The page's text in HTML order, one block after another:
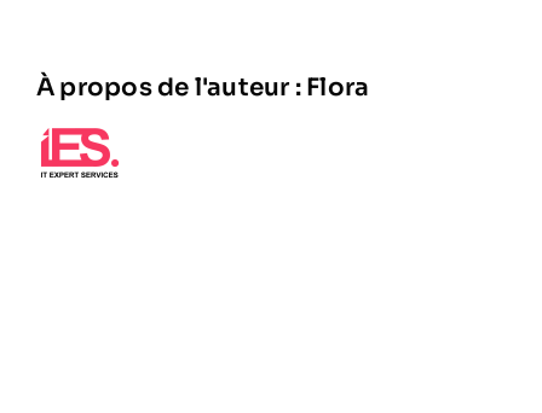
À propos de l'auteur : Flora